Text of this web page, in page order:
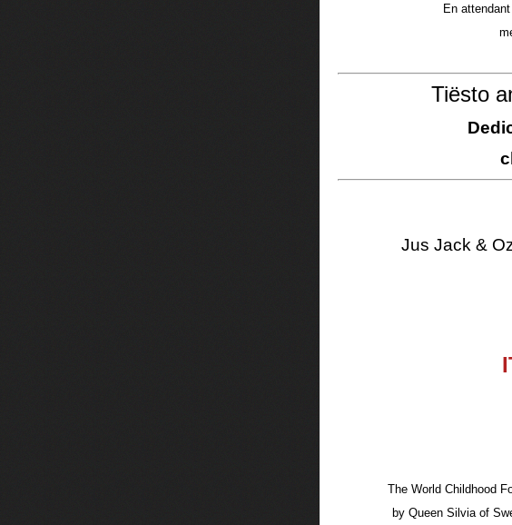
En
Tiësto
Jus Jack &
The World Childhood
by Queen Silvia of